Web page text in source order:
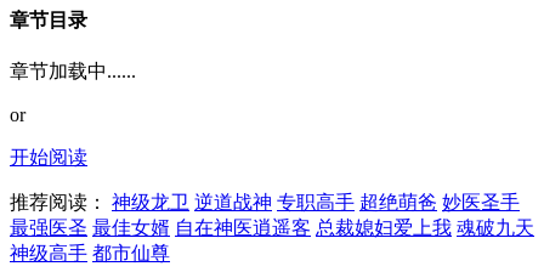
章节目录
章节加载中......
or
开始阅读
推荐阅读： 神级龙卫 逆道战神 专职高手 超绝萌爸 妙医圣手
最强医圣 最佳女婿 自在神医逍遥客 总裁媳妇爱上我 魂破九天
神级高手 都市仙尊